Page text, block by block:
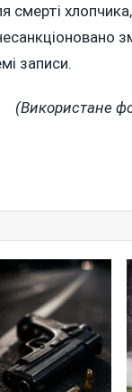
смерті
записи.
(Використане